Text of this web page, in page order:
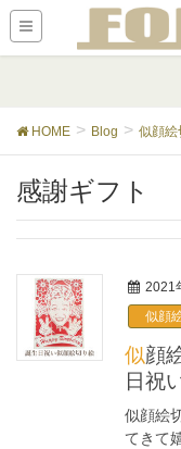
HOME Blog 似顔絵
感謝ギフト
2021
似顔
似顔絵切り絵 お一人様向け 誕生
日祝
似顔絵
てきて